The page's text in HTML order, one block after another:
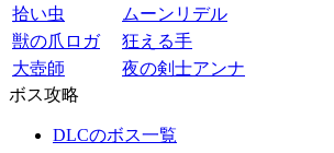
拾い虫
ムーンリデル
獣の爪ロガ
狂える手
大壺師
夜の剣士アンナ
ボス攻略
DLCのボス一覧